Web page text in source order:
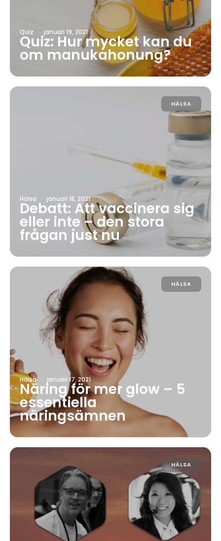
Quiz · januari 19, 2021
Quiz: Hur mycket kan du
om manukahonung?
HÄLSA
Hälsa · januari 18, 2021
Debatt: Att vaccinera sig
eller inte – den stora
frågan just nu
HÄLSA
Hälsa · januari 17, 2021
Näring för mer glow – 5
essentiella
näringsämnen
HÄLSA